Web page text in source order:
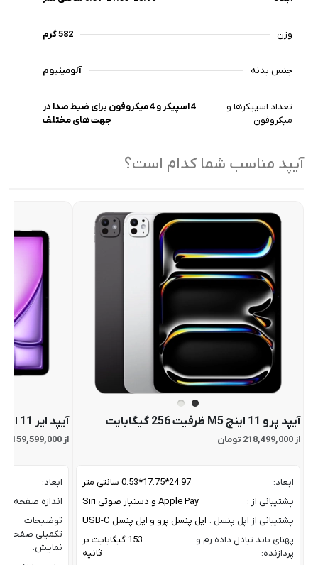
وزن 582 گرم
جنس بدنه آلومینیوم
تعداد اسپیکرها و
میکروفون
4 اسپیکر و 4 میکروفون برای ضبط صدا در
جهت های مختلف
آیپد مناسب شما کدام است؟
آیپد پرو 11 اینچ M5 ظرفیت 256 گیگابایت
از 218,499,000 تومان
ابعاد:
24.97*17.75*0.53 سانتی متر
پشتیبانی از :
Apple Pay و دستیار صوتی Siri
پشتیبانی از اپل پنسل : اپل پنسل پرو و اپل پنسل USB-C
پهنای باند تبادل داده رم و
پردازنده:
153 گیگابایت بر
ثانیه
آیپد ایر 11 اینچ M4 ظرفیت 256 گیگابایت
از 159,599,000 تومان
ابعاد:
اندازه صفحه
توضیحات
تکمیلی صفحه
نمایش: